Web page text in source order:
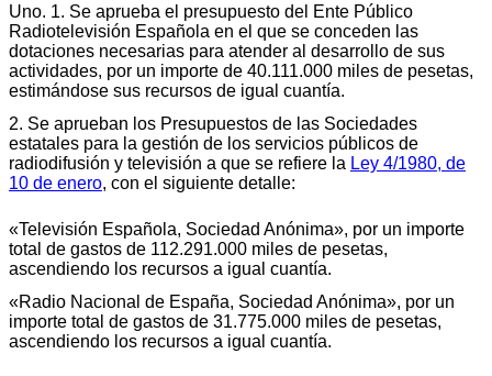
Uno. 1. Se aprueba el presupuesto del Ente Público
Radiotelevisión Española en el que se conceden las
dotaciones necesarias para atender al desarrollo de sus
actividades, por un importe de 40.111.000 miles de pesetas,
estimándose sus recursos de igual cuantía.
2. Se aprueban los Presupuestos de las Sociedades
estatales para la gestión de los servicios públicos de
radiodifusión y televisión a que se refiere la Ley 4/1980, de
10 de enero, con el siguiente detalle:
«Televisión Española, Sociedad Anónima», por un importe
total de gastos de 112.291.000 miles de pesetas,
ascendiendo los recursos a igual cuantía.
«Radio Nacional de España, Sociedad Anónima», por un
importe total de gastos de 31.775.000 miles de pesetas,
ascendiendo los recursos a igual cuantía.